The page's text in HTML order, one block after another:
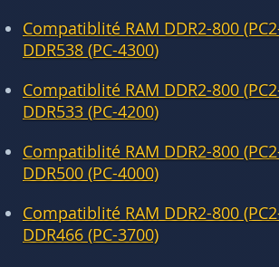
Compatiblité RAM DDR2-800
DDR538 (PC-4300)
Compatiblité RAM DDR2-800
DDR533 (PC-4200)
Compatiblité RAM DDR2-800
DDR500 (PC-4000)
Compatiblité RAM DDR2-800
DDR466 (PC-3700)